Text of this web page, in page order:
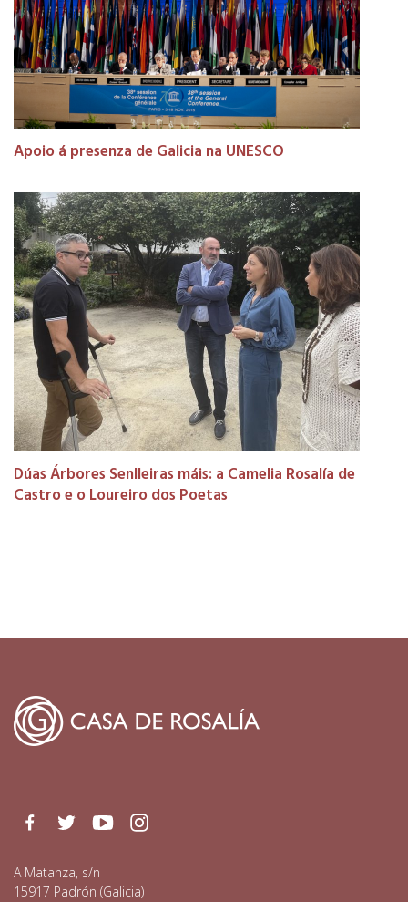
Apoio á presenza de Galicia na UNESCO
Dúas Árbores Senlleiras máis: a Camelia Rosalía de
Castro e o Loureiro dos Poetas
FacebookTwitterYoutubeInstagram
A Matanza, s/n
15917 Padrón (Galicia)